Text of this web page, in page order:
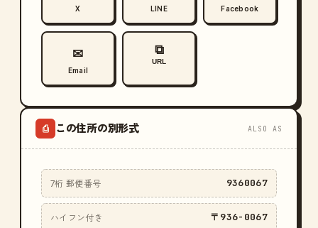
X LINE Facebook
✉
Email
⧉
URL
⎙ この住所の別形式 ALSO AS
7桁 郵便番号 9360067
ハイフン付き 〒936-0067